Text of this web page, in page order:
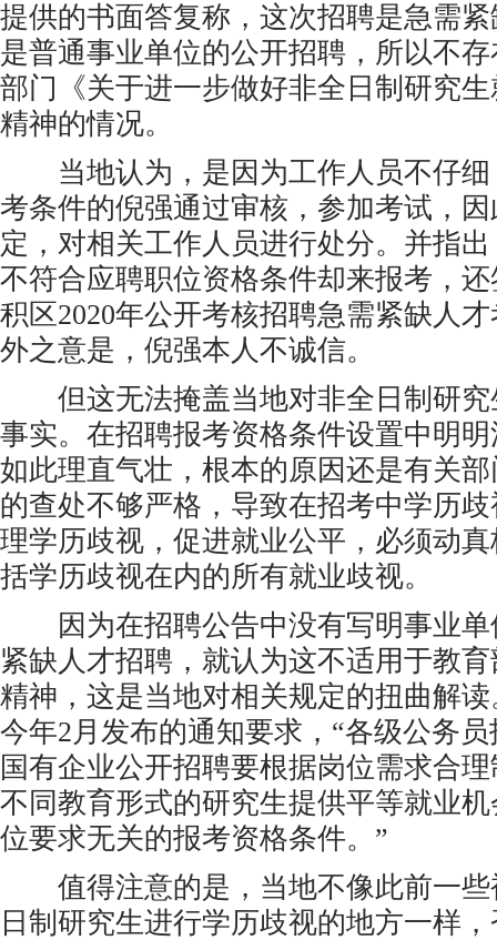
提供的书面答复称，这次招聘是急需
是普通事业单位的公开招聘，所以不
部门《关于进一步做好非全日制研究
精神的情况。
当地认为，是因为工作人员不仔细
考条件的倪强通过审核，参加考试，
定，对相关工作人员进行处分。并指
不符合应聘职位资格条件却来报考，
积区2020年公开考核招聘急需紧缺人
外之意是，倪强本人不诚信。
但这无法掩盖当地对非全日制研究
事实。在招聘报考资格条件设置中明
如此理直气壮，根本的原因还是有关
的查处不够严格，导致在招考中学历
理学历歧视，促进就业公平，必须动
括学历歧视在内的所有就业歧视。
因为在招聘公告中没有写明事业单
紧缺人才招聘，就认为这不适用于教
精神，这是当地对相关规定的扭曲解
今年2月发布的通知要求，“各级公务
国有企业公开招聘要根据岗位需求合
不同教育形式的研究生提供平等就业
位要求无关的报考资格条件。”
值得注意的是，当地不像此前一些
日制研究生进行学历歧视的地方一样